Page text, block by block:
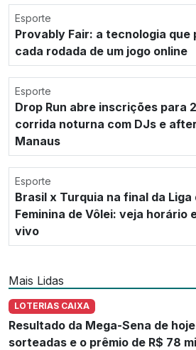
Esporte
Provably Fair: a tecnologia
cada rodada de um jogo online
Esporte
Drop Run abre inscrições para
corrida noturna com DJs e
Manaus
Esporte
Brasil x Turquia na final da Liga
Feminina de Vôlei: veja horário
vivo
Mais Lidas
LOTERIAS CAIXA
Resultado da Mega-Sena de
sorteadas e o prêmio de R$ 78